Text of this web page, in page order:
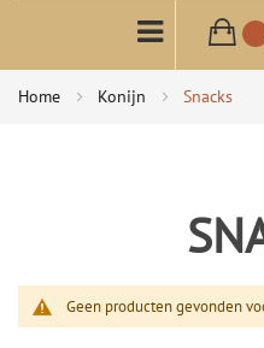
Home Konijn Snacks
Geen producten gevonden